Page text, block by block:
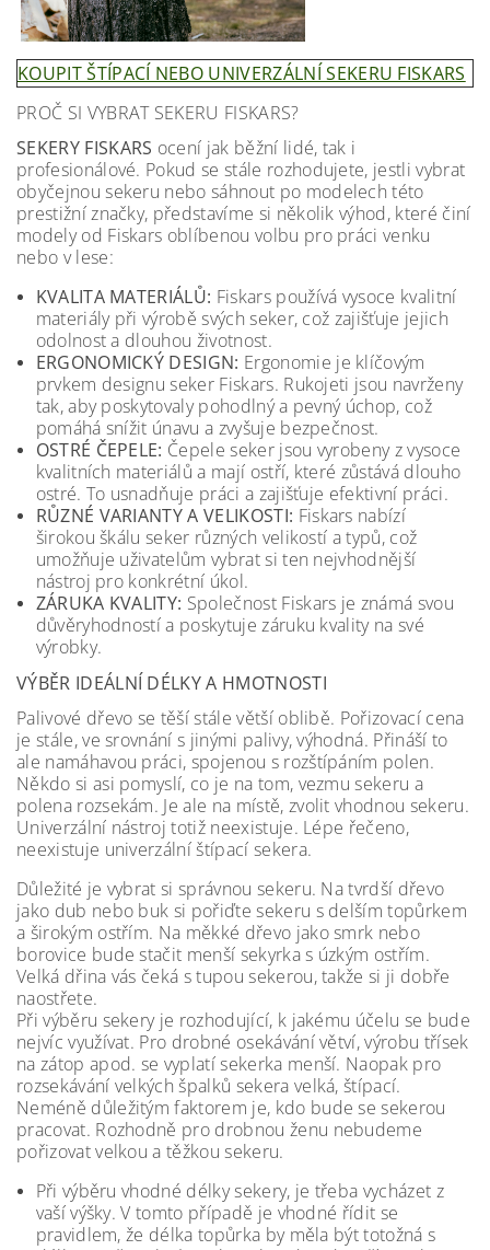
KOUPIT ŠTÍPACÍ NEBO UNIVERZÁLNÍ SEKERU FISKARS
PROČ SI VYBRAT SEKERU FISKARS?
SEKERY FISKARS ocení jak běžní lidé, tak i
profesionálové. Pokud se stále rozhodujete, jestli vybrat
obyčejnou sekeru nebo sáhnout po modelech této
prestižní značky, představíme si několik výhod, které činí
modely od Fiskars oblíbenou volbu pro práci venku
nebo v lese:
KVALITA MATERIÁLŮ: Fiskars používá vysoce kvalitní
materiály při výrobě svých seker, což zajišťuje jejich
odolnost a dlouhou životnost.
ERGONOMICKÝ DESIGN: Ergonomie je klíčovým
prvkem designu seker Fiskars. Rukojeti jsou navrženy
tak, aby poskytovaly pohodlný a pevný úchop, což
pomáhá snížit únavu a zvyšuje bezpečnost.
OSTRÉ ČEPELE: Čepele seker jsou vyrobeny z vysoce
kvalitních materiálů a mají ostří, které zůstává dlouho
ostré. To usnadňuje práci a zajišťuje efektivní práci.
RŮZNÉ VARIANTY A VELIKOSTI: Fiskars nabízí
širokou škálu seker různých velikostí a typů, což
umožňuje uživatelům vybrat si ten nejvhodnější
nástroj pro konkrétní úkol.
ZÁRUKA KVALITY: Společnost Fiskars je známá svou
důvěryhodností a poskytuje záruku kvality na své
výrobky.
VÝBĚR IDEÁLNÍ DÉLKY A HMOTNOSTI
Palivové dřevo se těší stále větší oblibě. Pořizovací cena
je stále, ve srovnání s jinými palivy, výhodná. Přináší to
ale namáhavou práci, spojenou s rozštípáním polen.
Někdo si asi pomyslí, co je na tom, vezmu sekeru a
polena rozsekám. Je ale na místě, zvolit vhodnou sekeru.
Univerzální nástroj totiž neexistuje. Lépe řečeno,
neexistuje univerzální štípací sekera.
Důležité je vybrat si správnou sekeru. Na tvrdší dřevo
jako dub nebo buk si pořiďte sekeru s delším topůrkem
a širokým ostřím. Na měkké dřevo jako smrk nebo
borovice bude stačit menší sekyrka s úzkým ostřím.
Velká dřina vás čeká s tupou sekerou, takže si ji dobře
naostřete.
Při výběru sekery je rozhodující, k jakému účelu se bude
nejvíc využívat. Pro drobné osekávání větví, výrobu třísek
na zátop apod. se vyplatí sekerka menší. Naopak pro
rozsekávání velkých špalků sekera velká, štípací.
Neméně důležitým faktorem je, kdo bude se sekerou
pracovat. Rozhodně pro drobnou ženu nebudeme
pořizovat velkou a těžkou sekeru.
Při výběru vhodné délky sekery, je třeba vycházet z
vaší výšky. V tomto případě je vhodné řídit se
pravidlem, že délka topůrka by měla být totožná s